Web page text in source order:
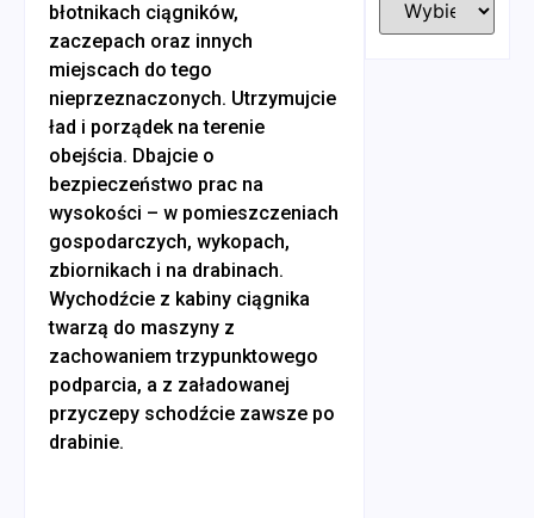
błotnikach ciągników,
zaczepach oraz innych
miejscach do tego
nieprzeznaczonych. Utrzymujcie
ład i porządek na terenie
obejścia. Dbajcie o
bezpieczeństwo prac na
wysokości – w pomieszczeniach
gospodarczych, wykopach,
zbiornikach i na drabinach.
Wychodźcie z kabiny ciągnika
twarzą do maszyny z
zachowaniem trzypunktowego
podparcia, a z załadowanej
przyczepy schodźcie zawsze po
drabinie.